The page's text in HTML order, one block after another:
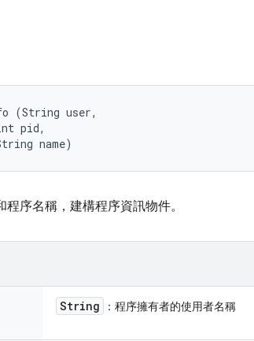
(String user,
pid,
name)
序名稱，建構程序資訊物件。
String ：程序擁有者的使用者名稱